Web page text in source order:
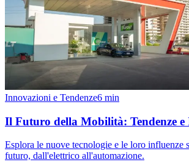
Innovazioni e Tendenze6 min
Il Futuro della Mobilità: Tendenze e
Esplora le nuove tecnologie e le loro influenze
futuro, dall'elettrico all'automazione.